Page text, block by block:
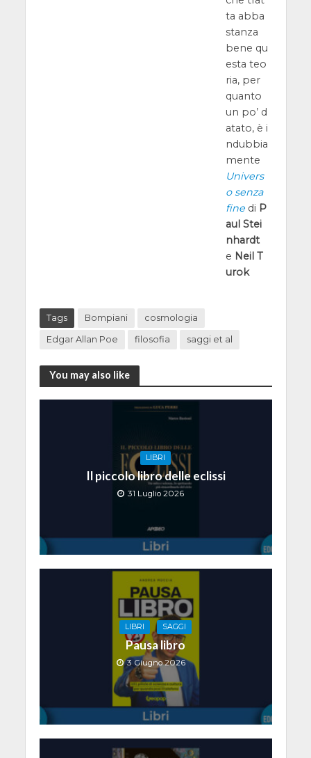
ta abba
stanza
bene qu
esta teo
ria, per
quanto
un po’ d
atato, è i
ndubbia
mente
Univers
o senza
finedi P
aul Stei
nhardt
e Neil T
urok
Tags Bompiani cosmologia
Edgar Allan Poe filosofia saggi et al
You may also like
LIBRI
Il piccolo libro delle eclissi
31 Luglio 2026
LIBRI SAGGI
Pausa libro
3 Giugno 2026